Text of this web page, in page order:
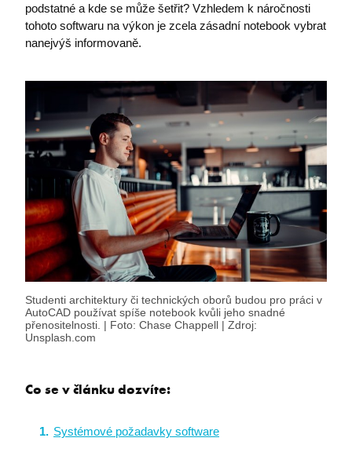
podstatné a kde se může šetřit? Vzhledem k náročnosti
tohoto softwaru na výkon je zcela zásadní notebook vybrat
nanejvýš informovaně.
Studenti architektury či technických oborů budou pro práci v
AutoCAD používat spíše notebook kvůli jeho snadné
přenositelnosti. | Foto: Chase Chappell | Zdroj:
Unsplash.com
Co se v článku dozvíte:
Systémové požadavky software